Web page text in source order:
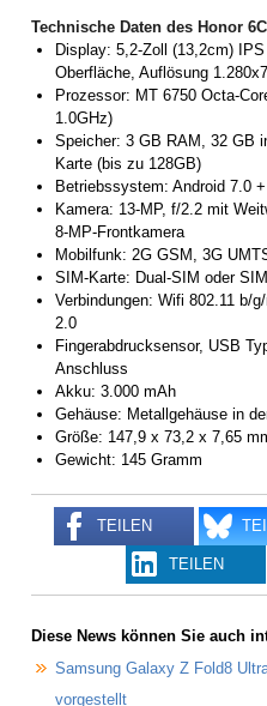
Technische Daten des Honor
Display: 5,2-Zoll (13,2cm)
Oberfläche, Auflösung
Prozessor: MT 6750 Octa-
1.0GHz)
Speicher: 3 GB RAM, 32 GB
Karte (bis zu 128GB)
Betriebssystem: Android 7.0
Kamera: 13-MP, f/2.2 mit
8-MP-Frontkamera
Mobilfunk: 2G GSM, 3G
SIM-Karte: Dual-SIM oder
Verbindungen: Wifi 802.11 b/
2.0
Fingerabdrucksensor, USB
Anschluss
Akku: 3.000 mAh
Gehäuse: Metallgehäuse in
Größe: 147,9 x 73,2 x 7,65
Gewicht: 145 Gramm
TEILEN
TEILEN
Diese News können Sie auch
Samsung Galaxy Z Fold8
vorgestellt